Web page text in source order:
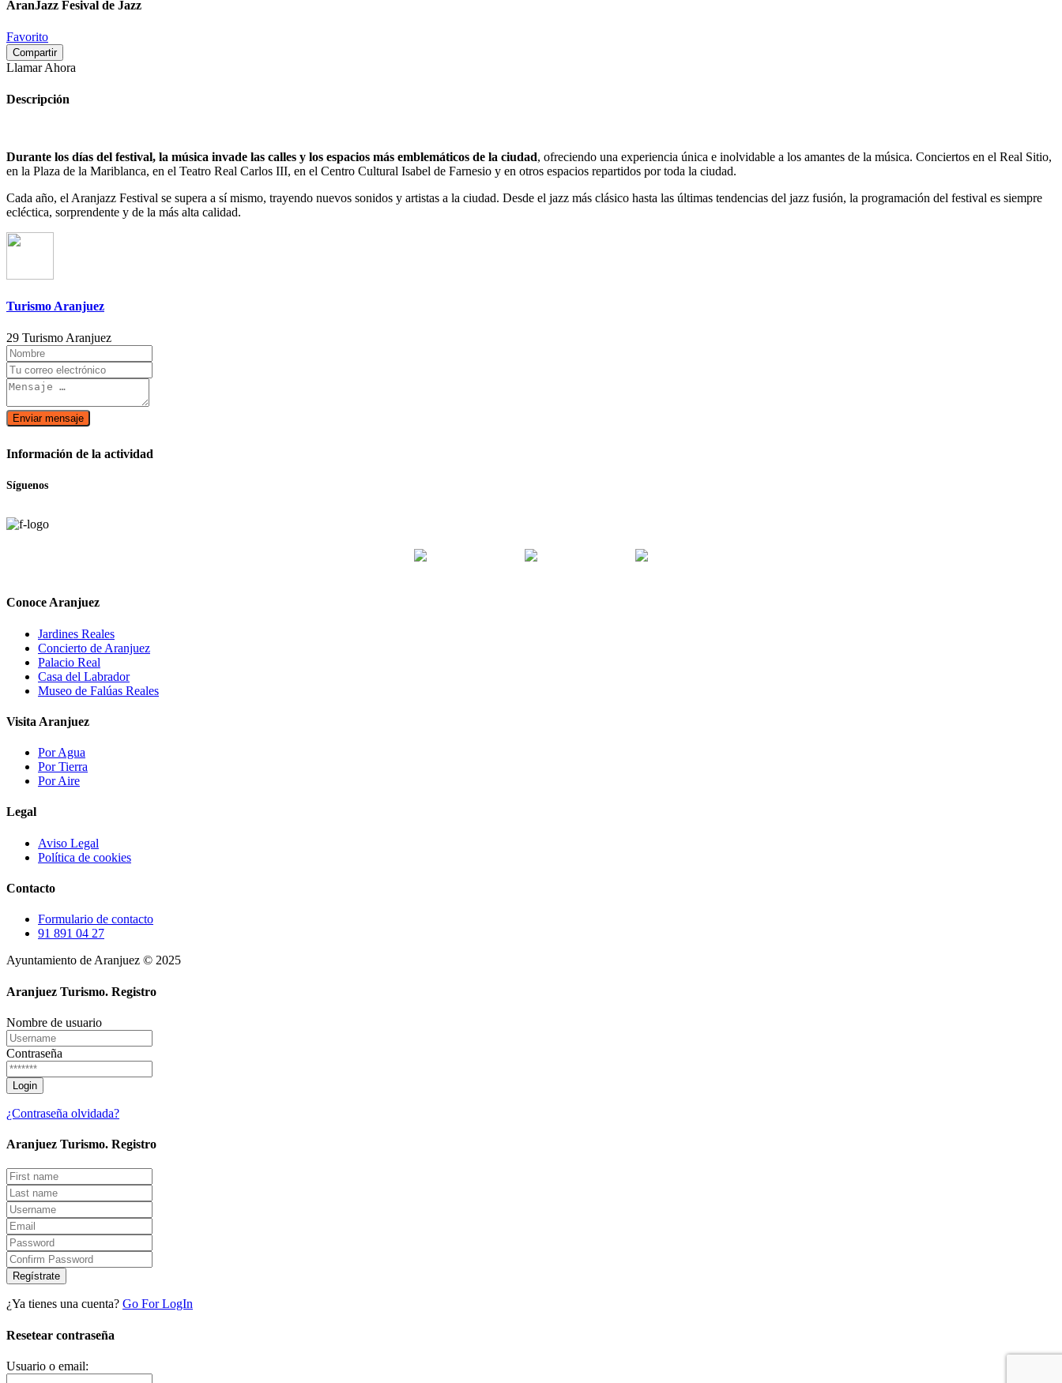
AranJazz Fesival de Jazz
Favorito
Compartir
Llamar Ahora
Descripción
Durante los días del festival, la música invade las calles y los espacios más emblemáticos de la ciudad, ofreciendo una experiencia única e inolvidable a los amantes de la música. Conciertos en el Real Sitio,
en la Plaza de la Mariblanca, en el Teatro Real Carlos III, en el Centro Cultural Isabel de Farnesio y en otros espacios repartidos por toda la ciudad.
Cada año, el Aranjazz Festival se supera a sí mismo, trayendo nuevos sonidos y artistas a la ciudad. Desde el jazz más clásico hasta las últimas tendencias del jazz fusión, la programación del festival es siempre
ecléctica, sorprendente y de la más alta calidad.
Turismo Aranjuez
29 Turismo Aranjuez
Enviar mensaje
Información de la actividad
Síguenos
Conoce Aranjuez
Jardines Reales
Concierto de Aranjuez
Palacio Real
Casa del Labrador
Museo de Falúas Reales
Visita Aranjuez
Por Agua
Por Tierra
Por Aire
Legal
Aviso Legal
Política de cookies
Contacto
Formulario de contacto
91 891 04 27
Ayuntamiento de Aranjuez © 2025
Aranjuez Turismo. Registro
Nombre de usuario
Contraseña
¿Contraseña olvidada?
Aranjuez Turismo. Registro
Regístrate
¿Ya tienes una cuenta? Go For LogIn
Resetear contraseña
Usuario o email: